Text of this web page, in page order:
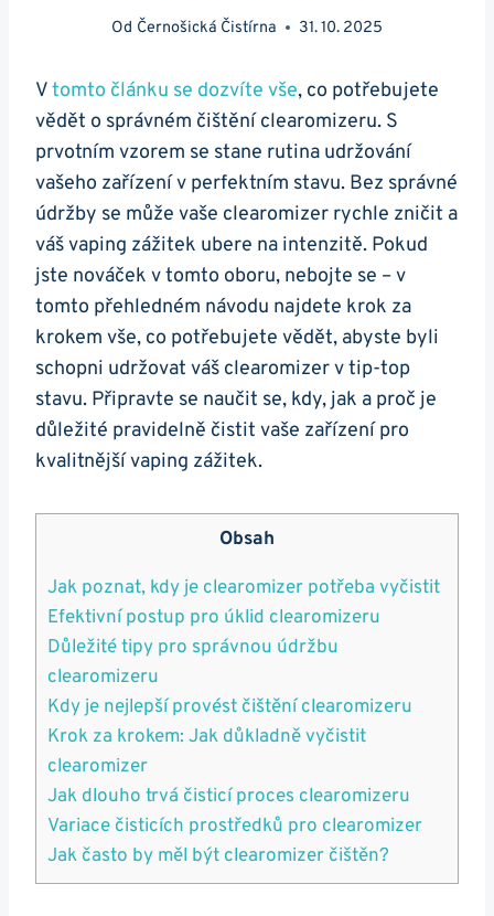
Od Černošická Čistírna 31. 10. 2025
Vtomto článku se dozvíte vše, co potřebujete
vědět o správném čištění clearomizeru. S
prvotním vzorem se stane rutina udržování
vašeho zařízení v perfektním stavu. Bez správné
údržby se může vaše clearomizer rychle zničit a
váš vaping zážitek ubere na intenzitě. Pokud
jste nováček v tomto oboru, nebojte se – v
tomto přehledném návodu najdete krok za
krokem vše, co potřebujete vědět, abyste byli
schopni udržovat váš clearomizer v tip-top
stavu. Připravte se naučit se, kdy, jak a proč je
důležité pravidelně čistit vaše zařízení pro
kvalitnější vaping zážitek.
Obsah
Jak poznat, kdy je clearomizer potřeba vyčistit
Efektivní postup pro úklid clearomizeru
Důležité tipy pro správnou údržbu
clearomizeru
Kdy je nejlepší provést čištění clearomizeru
Krok za krokem: Jak důkladně vyčistit
clearomizer
Jak dlouho trvá čisticí proces clearomizeru
Variace čisticích prostředků pro clearomizer
Jak často by měl být clearomizer čištěn?